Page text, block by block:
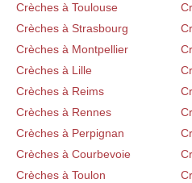
Crèches à Toulouse
Crèches à Strasbourg
Crèches à Montpellier
Crèches à Lille
Crèches à Reims
Crèches à Rennes
Crèches à Perpignan
Crèches à Courbevoie
Crèches à Toulon